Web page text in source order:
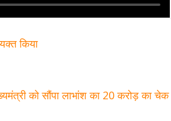
किया
को सौंपा लाभांश का 20 करोड़ का चेक